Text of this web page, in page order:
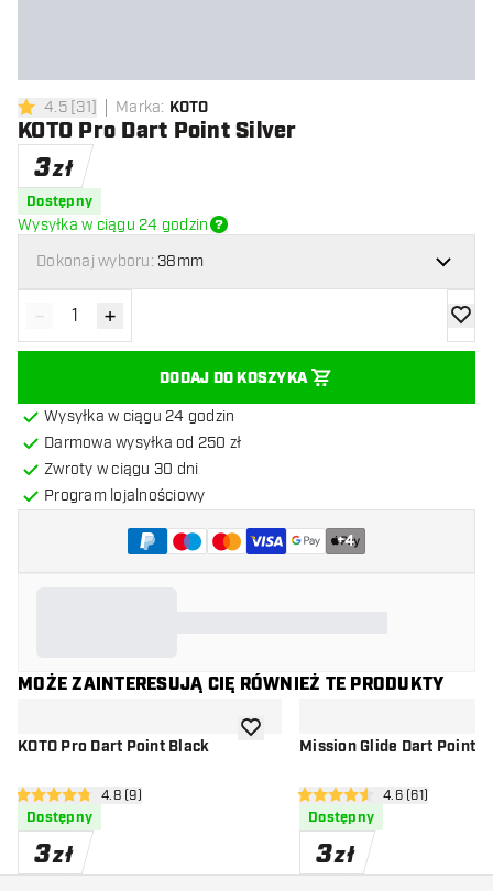
4.5 gwiazdki oceny
4.5[31] Marka: KOTO
KOTO Pro Dart Point Silver
3zł
Dostępny
Wysyłka w ciągu 24 godzin
Dokonaj wyboru: 38mm
Zmniejsz ilość
- Zwiększ ilość
+
DODAJ DO KOSZYKA
Wysyłka w ciągu 24 godzin
Darmowa wysyłka od 250 zł
Zwroty w ciągu 30 dni
Program lojalnościowy
+4
MOŻE ZAINTERESUJĄ CIĘ RÓWNIEŻ TE PRODUKTY
KOTO Pro Dart Point Black
otwórz panel recenzji
4.8 gwiazdki oceny
4.8 (9)
Dostępny
3zł
dodaj do listy życzeń
Mission Glide Dart Points
otwórz panel
4.6 gwiazdki oceny
4.6 (61)
Dostępny
3zł